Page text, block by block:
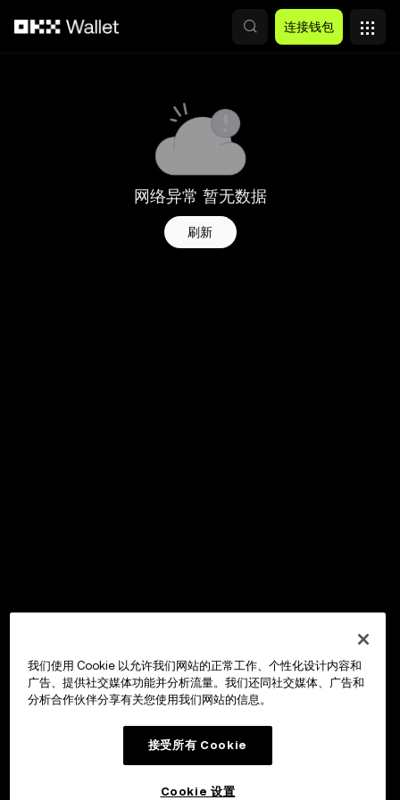
连接钱包
网络异常 暂无数据
刷新
我们使用 Cookie 以允许我们网站的正常工作、个性化设计内容和
广告、提供社交媒体功能并分析流量。我们还同社交媒体、广告和
分析合作伙伴分享有关您使用我们网站的信息。
接受所有 Cookie
Cookie 设置